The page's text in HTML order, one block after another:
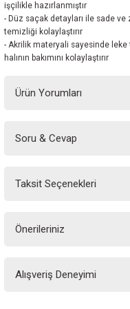
işçilikle hazırlanmıştır
- Düz saçak detayları ile sade
temizliği kolaylaştırır
- Akrilik materyali sayesinde
halının bakımını kolaylaştırır
Ürün Yorumları
Soru & Cevap
Taksit Seçenekleri
Önerileriniz
yetersiz gördüğünüz noktaları
Alışveriş Deneyimi